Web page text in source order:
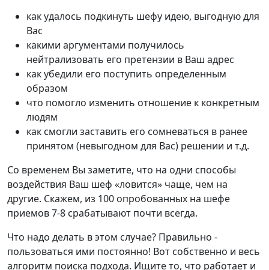
как удалось подкинуть шефу идею, выгодную для
Вас
какими аргументами получилось
нейтрализовать его претензии в Ваш адрес
как убедили его поступить определенным
образом
что помогло изменить отношение к конкретным
людям
как смогли заставить его сомневаться в ранее
принятом (невыгодном для Вас) решении и т.д.
Со временем Вы заметите, что на одни способы
воздействия Ваш шеф «ловится» чаще, чем на
другие. Скажем, из 100 опробованных на шефе
приемов 7-8 срабатывают почти всегда.
Что надо делать в этом случае? Правильно -
пользоваться ими постоянно! Вот собственно и весь
алгоритм поиска подхода. Ищите то, что работает и